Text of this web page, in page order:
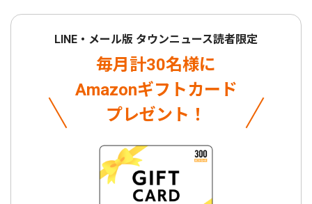
LINE・メール版 タウンニュース読者限定
毎月計30名様に
Amazonギフトカード
プレゼント！